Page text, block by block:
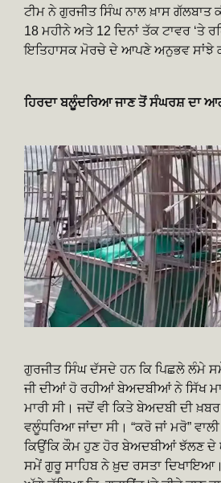
ਟੀਮ ਨੇ ਗੁਰਜੀਤ ਸਿੰਘ ਨਾਲ ਖ਼ਾਸ ਗੱਲਬਾਤ
18 ਮਹੀਨੇ ਅਤੇ 12 ਦਿਨਾਂ ਤੱਕ ਟਾਵਰ ‘ਤੇ
ਇਤਿਹਾਸਕ ਮੋਰਚੇ ਦੇ ਆਪਣੇ ਅਨੁਭਵ ਸਾਂਝੇ
ਹਿਰਦਾ ਬਲੂੰਦਰਿਆ ਜਾਣ ਤੋਂ ਸੰਘਰਸ਼ ਦਾ
ਗੁਰਜੀਤ ਸਿੰਘ ਦੱਸਦੇ ਹਨ ਕਿ ਪਿਛਲੇ ਲੰਮੇ
ਜੀ ਦੀਆਂ ਹੋ ਰਹੀਆਂ ਬੇਅਦਬੀਆਂ ਨੇ ਸਿੱਖ
ਮਾਰੀ ਸੀ। ਜਦੋਂ ਵੀ ਕਿਤੇ ਬੇਅਦਬੀ ਦੀ
ਵਲੂੰਧਰਿਆ ਜਾਂਦਾ ਸੀ। “ਕਰੋ ਜਾਂ ਮਰੋ”
ਕਿਉਂਕਿ ਕੌਮ ਹੁਣ ਹੋਰ ਬੇਅਦਬੀਆਂ ਝੱਲਣ ਦੇ
ਸਮੇਂ ਗੁਰੂ ਸਾਹਿਬ ਨੇ ਖ਼ੁਦ ਰਸਤਾ